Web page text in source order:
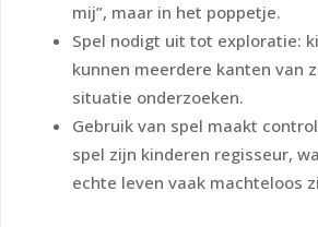
mij”, maar in het poppetje.
Spel nodigt uit tot exploratie:
kunnen meerdere kanten van
situatie onderzoeken.
Gebruik van spel maakt
spel zijn kinderen regisseur,
echte leven vaak machteloos